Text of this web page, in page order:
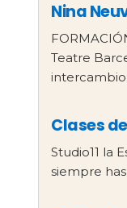
Nina
Teatre
Clases
Studio11 la
siempre